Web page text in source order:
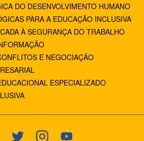
DO DESENVOLVIMENTO HUMANO
PARA A EDUCAÇÃO INCLUSIVA
À SEGURANÇA DO TRABALHO
E NEGOCIAÇÃO
ESPECIALIZADO